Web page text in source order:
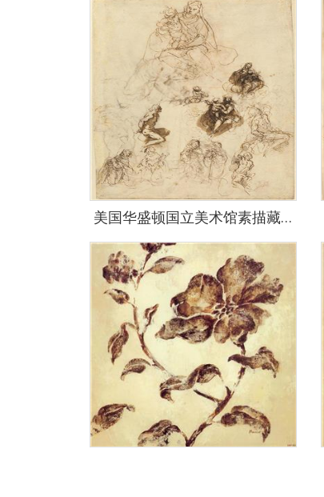
美国华盛顿国立美术馆素描藏画-0360